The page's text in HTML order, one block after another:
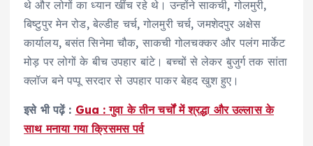
थे और लोगों का ध्यान खींच रहे थे। उन्होंने साकची, गोलमुरी,
बिष्टुपुर मेन रोड, बेल्डीह चर्च, गोलमुरी चर्च, जमशेदपुर अक्षेस
कार्यालय, बसंत सिनेमा चौक, साकची गोलचक्कर और पलंग मार्केट
मोड़ पर लोगों के बीच उपहार बांटे। बच्चों से लेकर बुजुर्ग तक सांता
क्लॉज बने पप्पू सरदार से उपहार पाकर बेहद खुश हुए।
इसे भी पढ़ें : Gua : गुवा के तीन चर्चों में श्रद्धा और उल्लास के
साथ मनाया गया क्रिसमस पर्व